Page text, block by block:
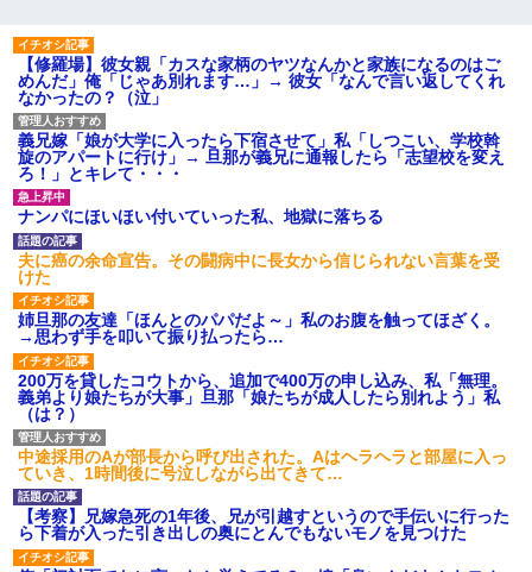
れ。私「休肝日くらい作って
よ」夫「必要ない！」→大暴れ
する夫を見たウトメに真実を話
した結果…
泥ママ「もういいじゃない！
私だって傷ついてるのに！」→
盗みを責められた泥ママがまさ
かの被害者アピール。その言い
分に周囲から笑いが漏れてしま
い…
【緊急】俺の友人の離婚が決
定したんだがちょっと困ってる
ことがある
娘「ストロベリーあじとー、
チョコレートあじとー」私「え
っ、それもう一回言って？」→
娘の読み方を聞いて思わず混乱
してしまい…
彼氏「娘さんとお付き合いし
ています」私「ずいぶん礼儀正
しい子だね…」→完璧すぎる対
応に逆に不安になって…
【衝撃】 日本人「家が何千万
円もするのは狂ってる」大工
「はぁ？じゃ自分で作ってみろ
よ」→結果ｗｗｗｗｗｗ
ハードオフに売っていた4万
4000円のフィギュアがヤバすぎ
るｗｗｗｗｗｗ「こんな高い
のメリットがあるの」「そんな
に大変なら育児やめれば？」冗
彼女と結婚の話をしていた時
に言われたことが衝撃だった
幼稚な義弟夫婦が大嫌い。低
って太ってるし。義母にベタベ
タ甘えて「ジュース飲みた～
主な税金の成り立ちを調べて
みたよ
【修羅場】彼女親「カスな家柄のヤツなんかと家族になるのはご
めんだ」俺「じゃあ別れます…」→ 彼女「なんで言い返してくれ
なかったの？（泣」
義兄嫁「娘が大学に入ったら下宿させて」私「しつこい、学校斡
旋のアパートに行け」→ 旦那が義兄に通報したら「志望校を変え
ろ！」とキレて・・・
ナンパにほいほい付いていった私、地獄に落ちる
夫に癌の余命宣告。その闘病中に長女から信じられない言葉を受
けた
姉旦那の友達「ほんとのパパだよ～」私のお腹を触ってほざく。
→思わず手を叩いて振り払ったら…
200万を貸したコウトから、追加で400万の申し込み、私「無理。
義弟より娘たちが大事」旦那「娘たちが成人したら別れよう」私
（は？）
中途採用のAが部長から呼び出された。Aはヘラヘラと部屋に入っ
ていき、1時間後に号泣しながら出てきて…
【考察】兄嫁急死の1年後、兄が引越すというので手伝いに行った
ら下着が入った引き出しの奥にとんでもないモノを見つけた